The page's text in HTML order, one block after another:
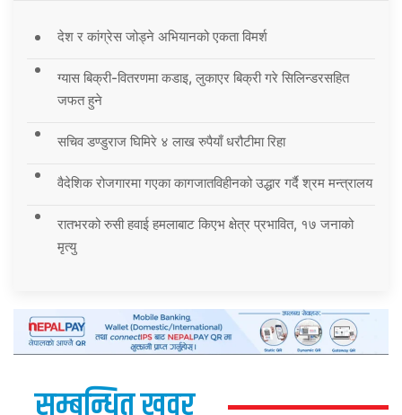
देश र कांग्रेस जोड्ने अभियानको एकता विमर्श
ग्यास बिक्री-वितरणमा कडाइ, लुकाएर बिक्री गरे सिलिन्डरसहित
जफत हुने
सचिव डण्डुराज घिमिरे ४ लाख रुपैयाँ धरौटीमा रिहा
वैदेशिक रोजगारमा गएका कागजातविहीनको उद्धार गर्दै श्रम मन्त्रालय
रातभरको रुसी हवाई हमलाबाट किएभ क्षेत्र प्रभावित, १७ जनाको
मृत्यु